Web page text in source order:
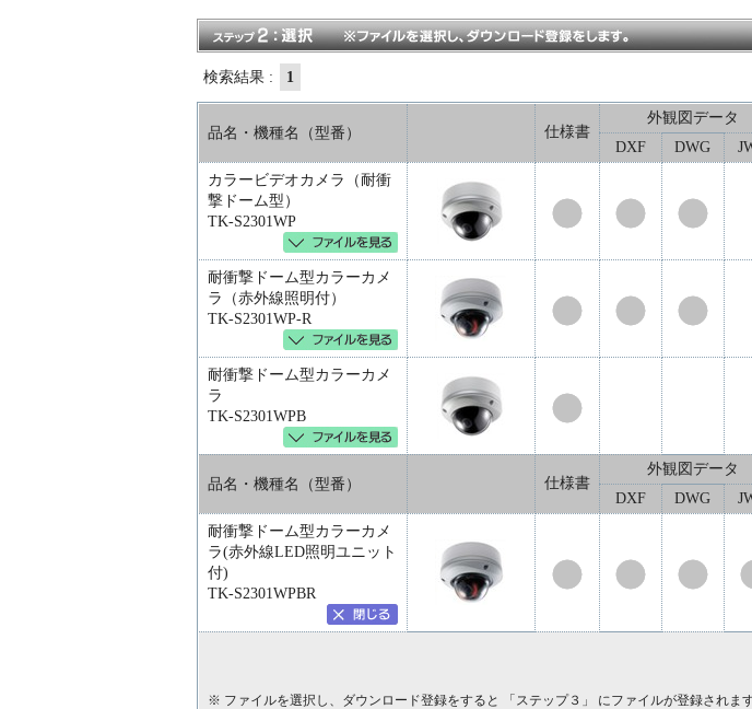
検索結果 : 1
品名・機種名（型番） 仕様書
外観図データ
DXF DWG
カラービデオカメラ（耐衝
撃ドーム型）
TK-S2301WP
耐衝撃ドーム型カラーカメ
ラ（赤外線照明付）
TK-S2301WP-R
耐衝撃ドーム型カラーカメ
ラ
TK-S2301WPB
品名・機種名（型番） 仕様書
外観図データ
DXF DWG
耐衝撃ドーム型カラーカメ
ラ(赤外線LED照明ユニット
付)
TK-S2301WPBR
※ ファイルを選択し、ダウンロード登録をすると 「ステップ３」 にファイルが登録されます